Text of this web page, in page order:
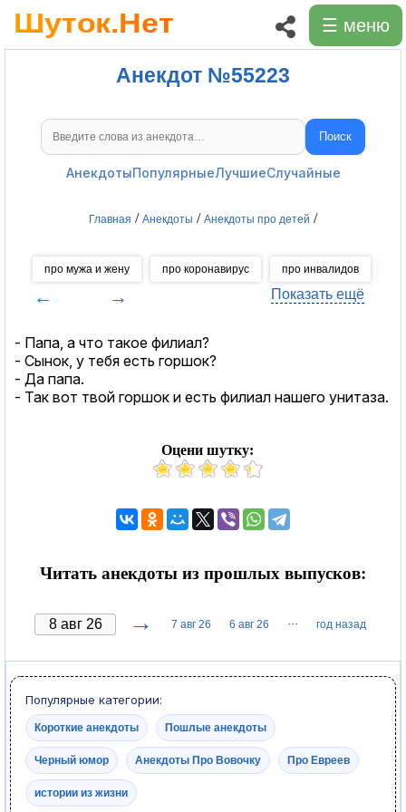
☰ меню
Анекдот №55223
Поиск анекдотов Поиск
АнекдотыПопулярныеЛучшиеСлучайные
Главная / Анекдоты / Анекдоты про детей /
про мужа и жену про коронавирус про инвалидов
← → Показать ещё
- Папа, а что такое филиал?
- Сынок, у тебя есть горшок?
- Да папа.
- Так вот твой горшок и есть филиал нашего унитаза.
Оцени шутку:
Читать анекдоты из прошлых выпусков:
→ 7 авг 26 6 авг 26 ··· год назад
Популярные категории:
Короткие анекдоты Пошлые анекдоты
Черный юмор Анекдоты Про Вовочку Про Евреев
истории из жизни